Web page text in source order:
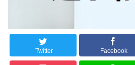
Twitter Facebook